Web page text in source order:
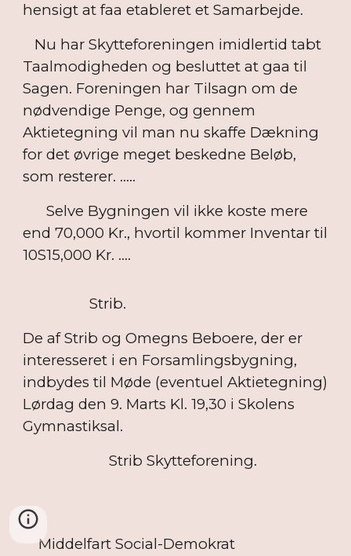
hensigt at faa etableret et Samarbejde.
Nu har Skytteforeningen imidlertid tabt
Taalmodigheden og besluttet at gaa til
Sagen. Foreningen har Tilsagn om de
nødvendige Penge, og gennem
Aktietegning vil man nu skaffe Dækning
for det øvrige meget beskedne Beløb,
som resterer. .....
Selve Bygningen vil ikke koste mere
end 70,000 Kr., hvortil kommer Inventar til
10S15,000 Kr. ....
Strib.
De af Strib og Omegns Beboere, der er
interesseret i en Forsamlingsbygning,
indbydes til Møde (eventuel Aktietegning)
Lørdag den 9. Marts Kl. 19,30 i Skolens
Gymnastiksal.
Strib Skytteforening.
Middelfart Social-Demokrat